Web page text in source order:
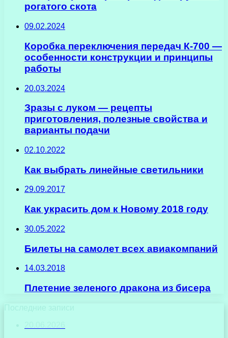
рогатого скота
09.02.2024
Коробка переключения передач К-700 —
особенности конструкции и принципы
работы
20.03.2024
Зразы с луком — рецепты
приготовления, полезные свойства и
варианты подачи
02.10.2022
Как выбрать линейные светильники
29.09.2017
Как украсить дом к Новому 2018 году
30.05.2022
Билеты на самолет всех авиакомпаний
14.03.2018
Плетение зеленого дракона из бисера
Последние записи